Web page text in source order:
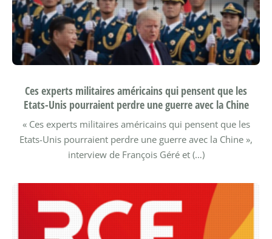
Ces experts militaires américains qui pensent que les
Etats-Unis pourraient perdre une guerre avec la Chine
« Ces experts militaires américains qui pensent que les
Etats-Unis pourraient perdre une guerre avec la Chine »,
interview de François Géré et (…)